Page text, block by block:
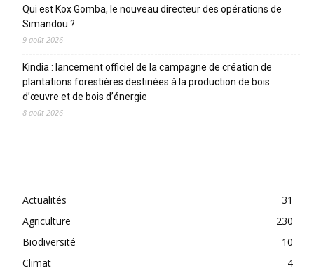
Qui est Kox Gomba, le nouveau directeur des opérations de
Simandou ?
9 août 2026
Kindia : lancement officiel de la campagne de création de
plantations forestières destinées à la production de bois
d’œuvre et de bois d’énergie
8 août 2026
Actualités
31
Agriculture
230
Biodiversité
10
Climat
4